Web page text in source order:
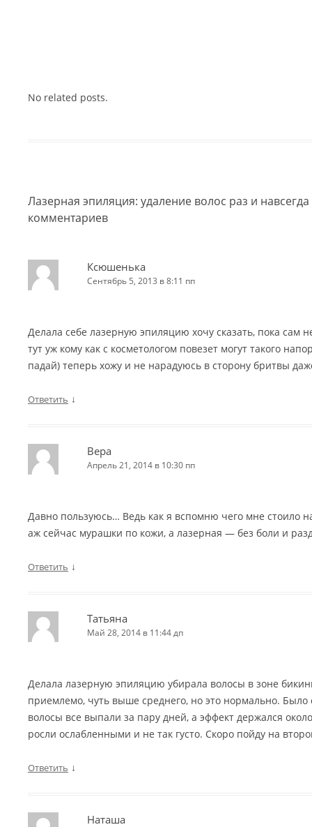
No related posts.
Лазерная эпиляция: удаление волос раз и
комментариев
Ксюшенька
Сентябрь 5, 2013 в 8:11 пп
Делала себе лазерную эпиляцию хочу сказать, пока сам
тут уж кому как с косметологом повезет могут такого
падай) теперь хожу и не нарадуюсь в сторону бритвы
Ответить ↓
Вера
Апрель 21, 2014 в 10:30 пп
Давно пользуюсь… Ведь как я вспомню чего мне стоило
аж сейчас мурашки по кожи, а лазерная — без боли и
Ответить ↓
Татьяна
Май 28, 2014 в 11:44 дп
Делала лазерную эпиляцию убирала волосы в зоне
приемлемо, чуть выше среднего, но это нормально. Было
волосы все выпали за пару дней, а эффект держался
росли ослабленными и не так густо. Скоро пойду на
Ответить ↓
Наташа